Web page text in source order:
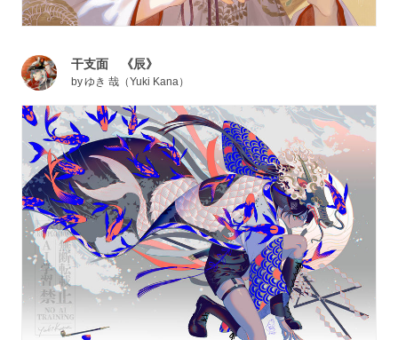
干支面 《辰》
byゆき 哉（Yuki Kana）